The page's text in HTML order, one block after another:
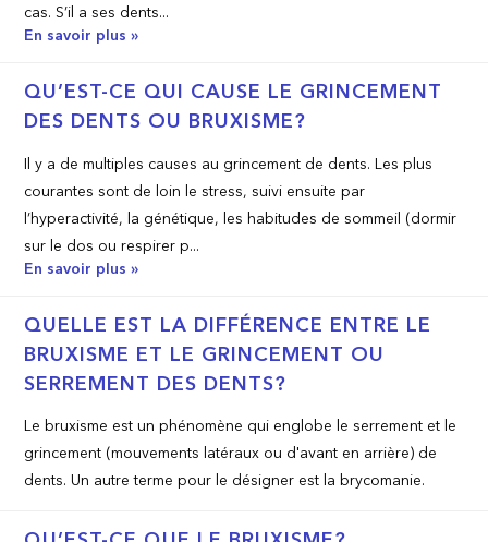
cas. S’il a ses dents...
En savoir plus »
QU’EST-­CE QUI CAUSE LE GRINCEMENT
DES DENTS OU BRUXISME?
Il y a de multiples causes au grincement de dents. Les plus
courantes sont de loin le stress, suivi ensuite par
l’hyperactivité, la génétique, les habitudes de sommeil (dormir
sur le dos ou respirer p...
En savoir plus »
QUELLE EST LA DIFFÉRENCE ENTRE LE
BRUXISME ET LE GRINCEMENT OU
SERREMENT DES DENTS?
Le bruxisme est un phénomène qui englobe le serrement et le
grincement (mouvements latéraux ou d'avant en arrière) de
dents. Un autre terme pour le désigner est la brycomanie.